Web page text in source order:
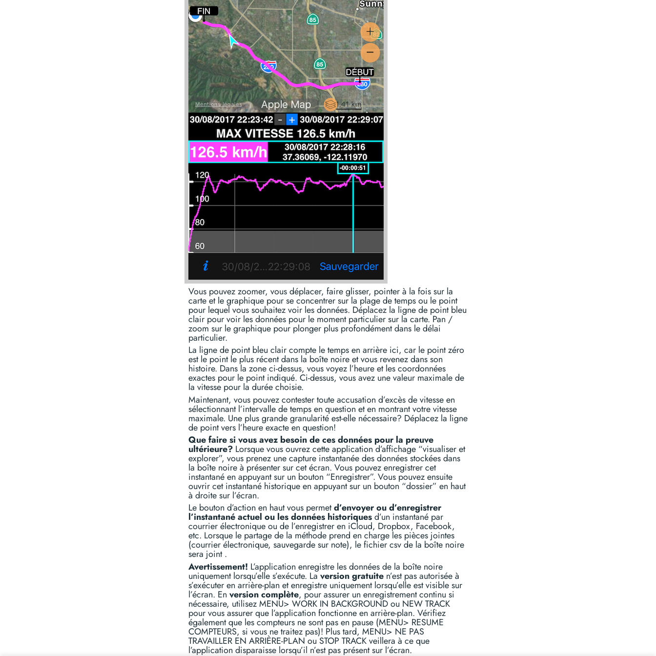
Vous pouvez zoomer, vous déplacer, faire glisser, pointer à la fois sur la
carte et le graphique pour se concentrer sur la plage de temps ou le point
pour lequel vous souhaitez voir les données. Déplacez la ligne de point bleu
clair pour voir les données pour le moment particulier sur la carte. Pan /
zoom sur le graphique pour plonger plus profondément dans le délai
particulier.
La ligne de point bleu clair compte le temps en arrière ici, car le point zéro
est le point le plus récent dans la boîte noire et vous revenez dans son
histoire. Dans la zone ci-dessus, vous voyez l’heure et les coordonnées
exactes pour le point indiqué. Ci-dessus, vous avez une valeur maximale de
la vitesse pour la durée choisie.
Maintenant, vous pouvez contester toute accusation d’excès de vitesse en
sélectionnant l’intervalle de temps en question et en montrant votre vitesse
maximale. Une plus grande granularité est-elle nécessaire? Déplacez la ligne
de point vers l’heure exacte en question!
Que faire si vous avez besoin de ces données pour la preuve
ultérieure? Lorsque vous ouvrez cette application d’affichage “visualiser et
explorer”, vous prenez une capture instantanée des données stockées dans
la boîte noire à présenter sur cet écran. Vous pouvez enregistrer cet
instantané en appuyant sur un bouton “Enregistrer”. Vous pouvez ensuite
ouvrir cet instantané historique en appuyant sur un bouton “dossier” en haut
à droite sur l’écran.
Le bouton d’action en haut vous permetd’envoyer ou d’enregistrer
l’instantané actuel ou les données historiquesd’un instantané par
courrier électronique ou de l’enregistrer en iCloud, Dropbox, Facebook,
etc. Lorsque le partage de la méthode prend en charge les pièces jointes
(courrier électronique, sauvegarde sur note), le fichier csv de la boîte noire
sera joint .
Avertissement! L’application enregistre les données de la boîte noire
uniquement lorsqu’elle s’exécute. Laversion gratuite n’est pas autorisée à
s’exécuter en arrière-plan et enregistre uniquement lorsqu’elle est visible sur
l’écran. En version complète, pour assurer un enregistrement continu si
nécessaire, utilisez MENU> WORK IN BACKGROUND ou NEW TRACK
pour vous assurer que l’application fonctionne en arrière-plan. Vérifiez
également que les compteurs ne sont pas en pause (MENU> RESUME
COMPTEURS, si vous ne traitez pas)! Plus tard, MENU> NE PAS
TRAVAILLER EN ARRIÈRE-PLAN ou STOP TRACK veillera à ce que
l’application disparaisse lorsqu’il n’est pas présent sur l’écran.